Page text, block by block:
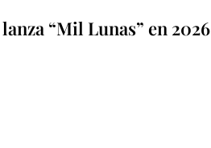
“Mil Lunas” en 2026